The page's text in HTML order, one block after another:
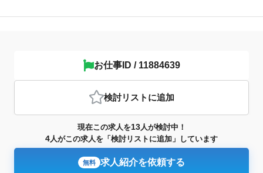
お仕事ID / 11884639
検討リスト に追加
現在この求人を13人が検討中！
4人がこの求人を「検討リストに追加」しています
無料 求人紹介を依頼する